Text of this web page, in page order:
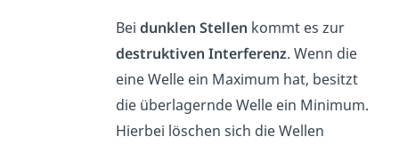
Beidunklen Stellen kommt es zur
destruktiven Interferenz. Wenn die
eine Welle ein Maximum hat, besitzt
die überlagernde Welle ein Minimum.
Hierbei löschen sich die Wellen